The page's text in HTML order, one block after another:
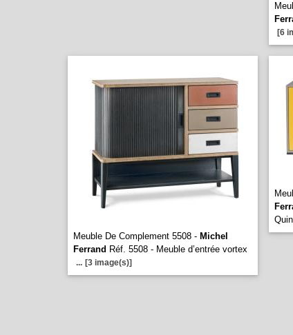
[6
Meuble De Complement 5508 - Michel
Ferrand Réf. 5508 - Meuble d’entrée vortex
... [3 image(s)]